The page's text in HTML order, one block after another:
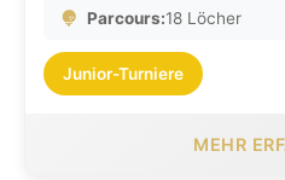
Parcours:18 Löcher
Junior-Turniere
MEHR